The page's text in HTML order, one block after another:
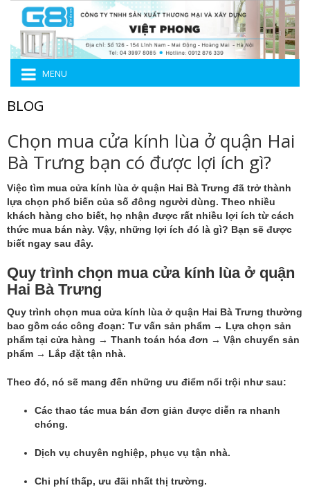
MENU
BLOG
Chọn mua cửa kính lùa ở quận Hai
Bà Trưng bạn có được lợi ích gì?
Việc tìm mua cửa kính lùa ở quận Hai Bà Trưng đã trở thành
lựa chọn phổ biến của số đông người dùng. Theo nhiều
khách hàng cho biết, họ nhận được rất nhiều lợi ích từ cách
thức mua bán này. Vậy, những lợi ích đó là gì? Bạn sẽ được
biết ngay sau đây.
Quy trình chọn mua cửa kính lùa ở quận
Hai Bà Trưng
Quy trình chọn mua cửa kính lùa ở quận Hai Bà Trưng thường
bao gồm các công đoạn: Tư vấn sản phẩm → Lựa chọn sản
phẩm tại cửa hàng → Thanh toán hóa đơn → Vận chuyển sản
phẩm → Lắp đặt tận nhà.
Theo đó, nó sẽ mang đến những ưu điểm nổi trội như sau:
Các thao tác mua bán đơn giản được diễn ra nhanh
chóng.
Dịch vụ chuyên nghiệp, phục vụ tận nhà.
Chi phí thấp, ưu đãi nhất thị trường.